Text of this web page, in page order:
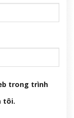
trong trình
tôi.